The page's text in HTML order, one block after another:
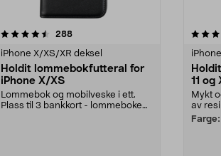
288anmeldelser
iPhone X/XS/XR deksel
Holdit lommebokfutteral for
iPhone X/XS
Lommebok og mobilveske i ett.
Plass til 3 bankkort - lommeboken
4.5 av 5 stjerner
iPhone
11 og
Mykt
av
Farge: